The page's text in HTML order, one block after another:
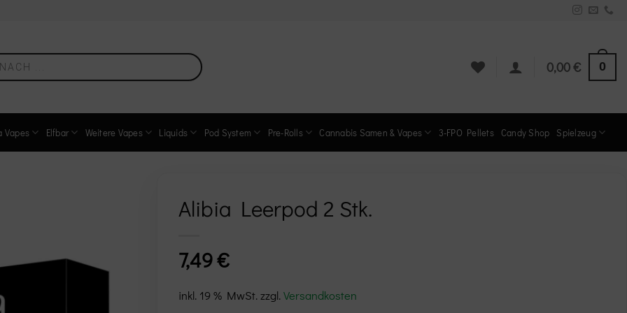
0,00€ 0
Vapes Elfbar Weitere Vapes Liquids Pod System Pre-Rolls Cannabis Samen & Vapes 3-FPO Pellets Candy Shop Spielzeug
Alibia Leerpod 2 Stk.
7,49€
inkl. 19 % MwSt. zzgl. Versandkosten